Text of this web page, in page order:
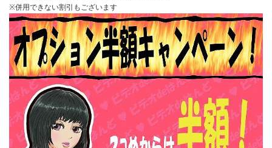
※併用できない割引もございます